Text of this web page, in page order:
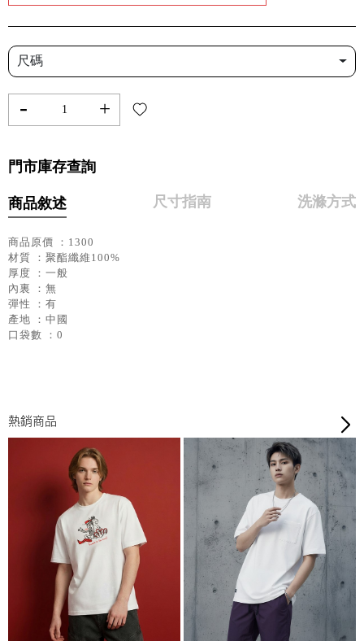
尺碼
- +
門市庫存查詢
商品敘述 尺寸指南 洗滌方式
商品原價 ：1300
材質 ：聚酯纖維100%
厚度 ：一般
內裏 ：無
彈性 ：有
產地 ：中國
口袋數 ：0
熱銷商品